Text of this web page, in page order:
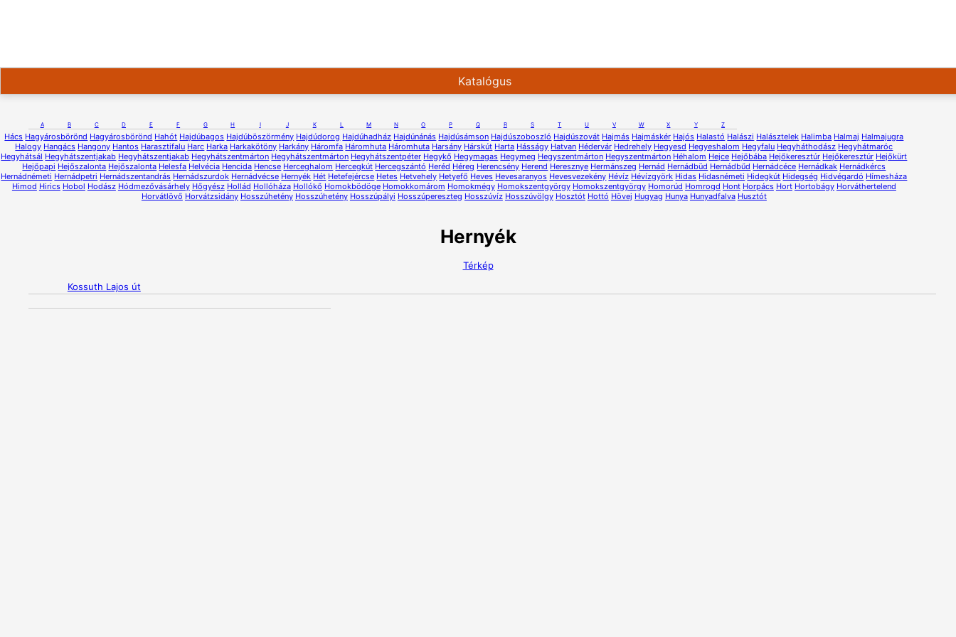
Katalógus
A B C D E F G H I J K L M N O P Q R S T U V W X Y Z
Hács Hagyárosbörönd Hagyárosbörönd Hahót Hajdúbagos Hajdúböszörmény Hajdúdorog Hajdúhadház Hajdúnánás Hajdúsámson Hajdúszoboszló Hajdúszovát Hajmás Hajmáskér Hajós Halastó Halászi Halásztelek Halimba Halmaj Halmajugra
Halogy Hangács Hangony Hantos Harasztifalu Harc Harka Harkakötöny Harkány Háromfa Háromhuta Háromhuta Harsány Hárskút Harta Hásságy Hatvan Hédervár Hedrehely Hegyesd Hegyeshalom Hegyfalu Hegyháthodász Hegyhátmaróc
Hegyhátsál Hegyhátszentjakab Hegyhátszentjakab Hegyhátszentmárton Hegyhátszentmárton Hegyhátszentpéter Hegykő Hegymagas Hegymeg Hegyszentmárton Hegyszentmárton Héhalom Hejce Hejőbába Hejőkeresztúr Hejőkeresztúr Hejőkürt
Hejőpapi Hejőszalonta Hejőszalonta Helesfa Helvécia Hencida Hencse Herceghalom Hercegkút Hercegszántó Heréd Héreg Herencsény Herend Heresznye Hermánszeg Hernád Hernádbüd Hernádbűd Hernádcéce Hernádkak Hernádkércs
Hernádnémeti Hernádpetri Hernádszentandrás Hernádszurdok Hernádvécse Hernyék Hét Hetefejércse Hetes Hetvehely Hetyefő Heves Hevesaranyos Hevesvezekény Hévíz Hévízgyörk Hidas Hidasnémeti Hidegkút Hidegség Hidvégardó Hímesháza
Himod Hirics Hobol Hodász Hódmezővásárhely Hőgyész Hollád Hollóháza Hollókő Homokbödöge Homokkomárom Homokmégy Homokszentgyörgy Homokszentgyörgy Homorúd Homrogd Hont Horpács Hort Hortobágy Horváthertelend
Horvátlövő Horvátzsidány Hosszúhetény Hosszúhetény Hosszúpályi Hosszúpereszteg Hosszúvíz Hosszúvölgy Hosztót Hottó Hövej Hugyag Hunya Hunyadfalva Husztót
Hernyék
Térkép
Kossuth Lajos út